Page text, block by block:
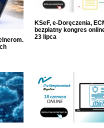
KSeF, e-Doręczenia,
bezpłatny kongres
23 lipca